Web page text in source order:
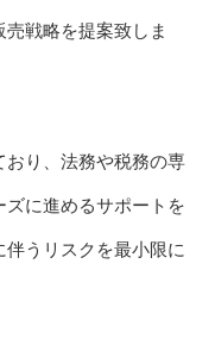
売戦略を提案致しま
おり、法務や税務の専
に進めるサポートを
うリスクを最小限に